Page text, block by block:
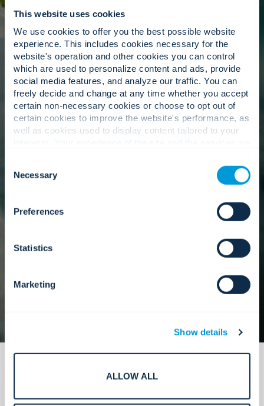
This website uses cookies
We use cookies to offer you the best possible website
experience. This includes cookies necessary for the
website's operation and other cookies you can control
which are used to personalize content and ads, provide
social media features, and analyze our traffic. You can
freely decide and change at any time whether you accept
certain non-necessary cookies or choose to opt out of
certain cookies to improve the website's performance, as
well as cookies used to display content tailored to your
cookies. Click "Show details" below for more information
about who we share your information with.
Selection
Necessary
Preferences
Statistics
Marketing
Show details
ALLOW ALL
los proyectos.
La gente primero: asesores de
confianza.
Nuestros equipos trabajan en colaboración con
Nuestro enfoque